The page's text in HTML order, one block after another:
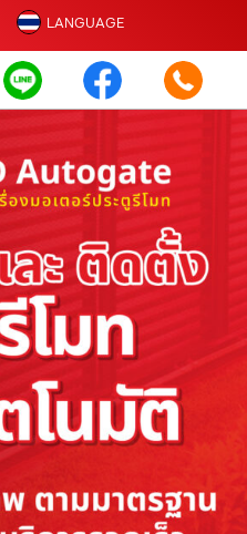
LANGUAGE